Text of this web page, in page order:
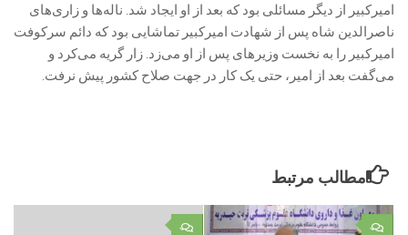
امیرکبیر از دیگر مسائلی بود که بعد از او ایجاد شد. ناله‌ها و زاری‌های
ناصرالدین شاه پس از شهادت امیرکبیر تماشایی بود که دائم سرکوفت
امیرکبیر را به نخست وزیر‌های پس از او می‌زد. زار گریه می‌کرد و
می‌گفت بعد از امیر، حتی یک کار در جهت صلاح کشور پیش نرفت.
مطالب مرتبط
۰ ۰